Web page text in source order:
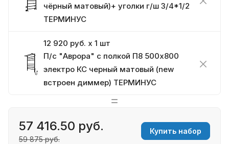
чёрный матовый)+ уголки г/ш 3/4*1/2
ТЕРМИНУС
П/с "Аврора" с полкой П8 500х800
электро КС черный матовый (new
встроен диммер) ТЕРМИНУС
12 920 руб. x 1 шт
57 416.50 руб.
59 875 руб.
Купить набор